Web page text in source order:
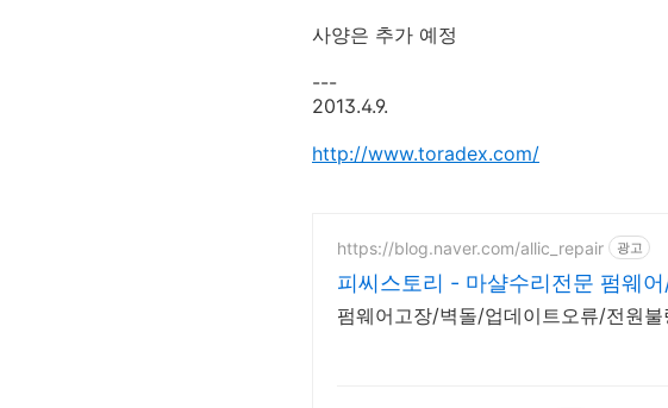
사양은 추가 예정
---
2013.4.9.
http://www.toradex.com/
https://blog.naver.com/allic_repair 광고
피씨스토리 - 마샬수리전문 펌웨
펌웨어고장/벽돌/업데이트오류/전원